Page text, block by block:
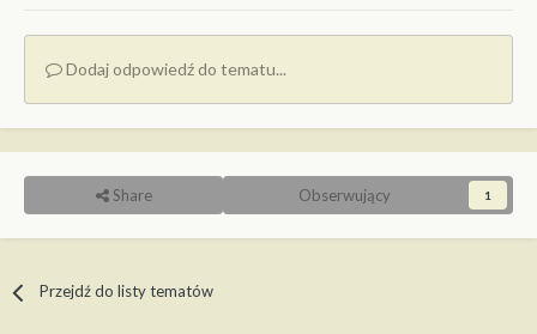
Dodaj odpowiedź do tematu...
Share Obserwujący 1
Przejdź do listy tematów